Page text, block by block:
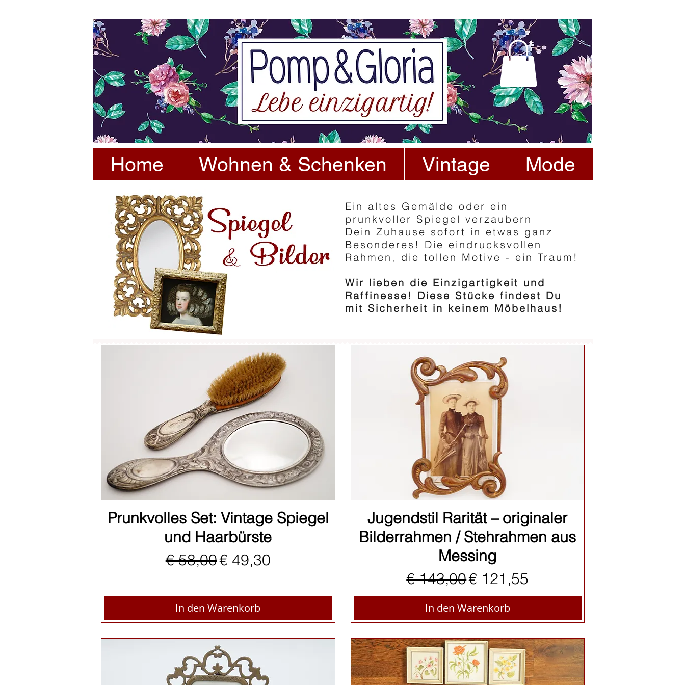
Home Wohnen & Schenken Vintage Mode
Ein altes Gemälde oder ein
prunkvoller Spiegel verzaubern
Dein Zuhause sofort in etwas ganz
Besonderes! Die eindrucksvollen
Rahmen, die tollen Motive - ein Traum!
Wir lieben die Einzigartigkeit und
Raffinesse! Diese Stücke findest Du
mit Sicherheit in keinem Möbelhaus!
Schnellansicht
Prunkvolles Set: Vintage Spiegel
und Haarbürste
Standardpreis
€ 58,00Sale-Preis
€ 49,30
In den Warenkorb
Schnellansicht
Jugendstil Rarität – originaler
Bilderrahmen / Stehrahmen aus
Messing
Standardpreis
€ 143,00Sale-Preis
€ 121,55
In den Warenkorb